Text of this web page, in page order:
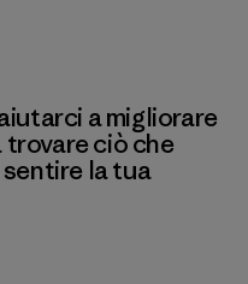
a migliorare
ciò che
la tua